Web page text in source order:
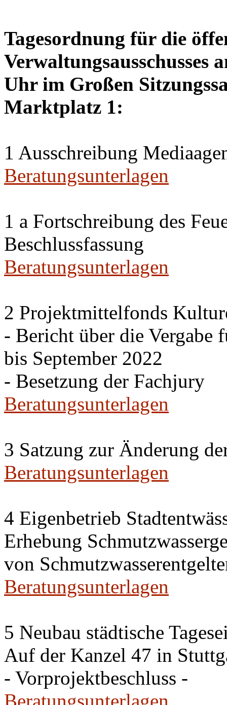
Tagesordnung für die
Verwaltungsausschusses
Uhr im Großen
Marktplatz 1:
1 Ausschreibung
Beratungsunterlagen
1 a Fortschreibung des
Beschlussfassung
Beratungsunterlagen
2 Projektmittelfonds
- Bericht über die Vergabe
bis September 2022
- Besetzung der Fachjury
Beratungsunterlagen
3 Satzung zur Änderung
Beratungsunterlagen
4 Eigenbetrieb
Erhebung
von
Beratungsunterlagen
5 Neubau städtische
Auf der Kanzel 47 in
- Vorprojektbeschluss -